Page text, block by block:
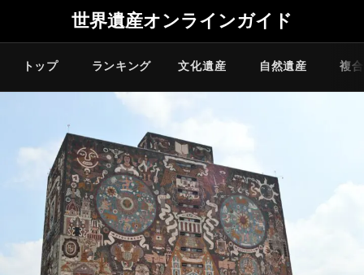
世界遺産オンラインガイド
トップ ランキング 文化遺産 自然遺産 複